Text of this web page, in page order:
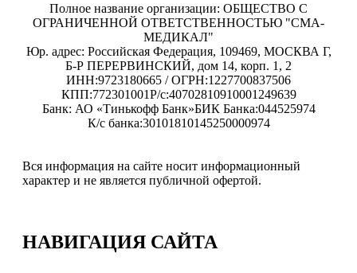
Полное название организации: ОБЩЕСТВО С
ОГРАНИЧЕННОЙ ОТВЕТСТВЕННОСТЬЮ "СМА-
МЕДИКАЛ"
Юр. адрес: Российская Федерация, 109469, МОСКВА Г,
Б-Р ПЕРЕРВИНСКИЙ, дом 14, корп. 1, 2
ИНН:9723180665 / ОГРН:1227700837506
КПП:772301001Р/с:40702810910001249639
Банк: АО «Тинькофф Банк»БИК Банка:044525974
К/с банка:30101810145250000974
Вся информация на сайте носит информационный
характер и не является публичной офертой.
НАВИГАЦИЯ САЙТА